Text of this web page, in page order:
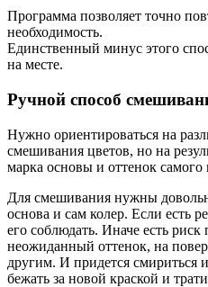
Программа позволяет точно
необходимость.
Единственный минус этого
на месте.
Ручной способ
Нужно ориентироваться на
смешивания цветов, но на
марка основы и оттенок самого
Для смешивания нужны
основа и сам колер. Если есть
его соблюдать. Иначе есть риск
неожиданный оттенок, на
другим. И придется смириться
бежать за новой краской и